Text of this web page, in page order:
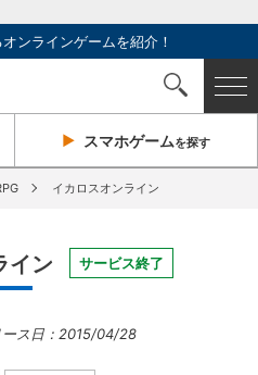
ンラインゲームを紹介！
スマホゲームを探す
イカロスオンライン
イン サービス終了
ース日：2015/04/28